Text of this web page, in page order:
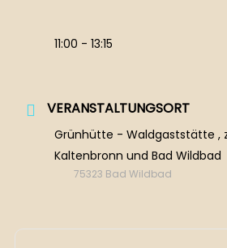
11:00 - 13:15
VERANSTALTUNGSORT
Grünhütte - Waldgaststätte ,
Kaltenbronn und Bad Wildbad
75323 Bad Wildbad